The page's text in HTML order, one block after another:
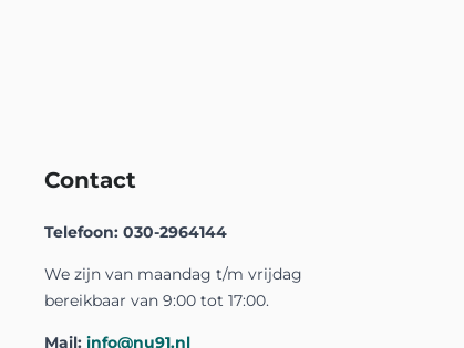
Contact
Telefoon: 030-2964144
We zijn van maandag t/m vrijdag
bereikbaar van 9:00 tot 17:00.
Mail: info@nu91.nl